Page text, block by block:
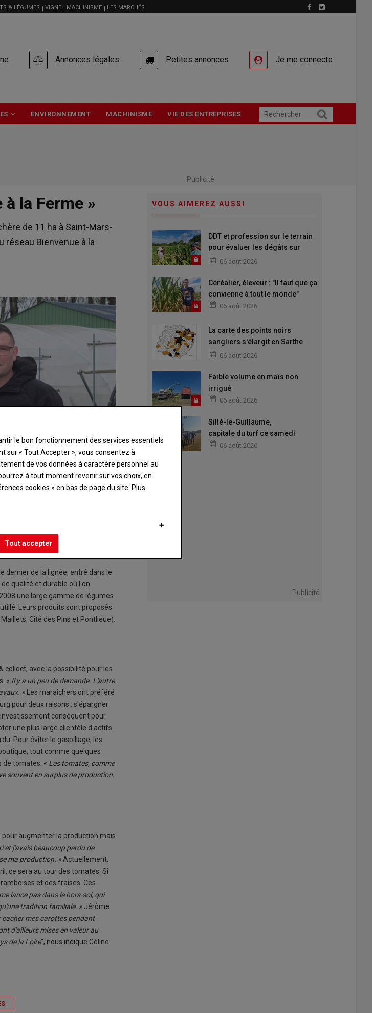
& LÉGUMES VIGNE MACHINISME LES MARCHÉS
Annonces légales Petites annonces Je me connecte
ENVIRONNEMENT MACHINISME VIE DES ENTREPRISES
Publicité
la Ferme »
de 11 ha à Saint-Mars-
réseau Bienvenue à la
dernier de la lignée, entré dans le
qualité et durable où l'on
une large gamme de légumes
Leurs produits sont proposés
Cité des Pins et Pontlieue).
collect, avec la possibilité pour les
« Il y a un peu de demande. L'autre
» Les maraîchers ont préféré
pour deux raisons : s'épargner
conséquent pour
une plus large clientèle d'actifs
Pour éviter le gaspillage, les
tout comme quelques
de tomates. « Les tomates, comme
souvent en surplus de production.
augmenter la production mais
et j'avais beaucoup perdu de
ma production. »Actuellement,
ce sera au tour des tomates. Si
et des fraises. Ces
lance pas dans le hors-sol, qui
tradition familiale. » Jérôme
cacher mes carottes pendant
d'ailleurs mises en valeur au
de la Loire", nous indique Céline
VOUS AIMEREZ AUSSI
DDT et profession sur le terrain
pour évaluer les dégâts sur
maïs06 août 2026
Céréalier, éleveur : "Il faut que ça
convienne à tout le monde"
06 août 2026
La carte des points noirs
sangliers s'élargit en Sarthe
pour 2026-2027
06 août 2026
Faible volume en maïs non
irrigué
06 août 2026
Sillé-le-Guillaume,
capitale du turf ce samedi
06 août 2026
Publicité
le bon fonctionnement des services essentiels
sur « Tout Accepter », vous consentez à
de vos données à caractère personnel au
à tout moment revenir sur vos choix, en
cookies » en bas de page du site. Plus
Tout accepter